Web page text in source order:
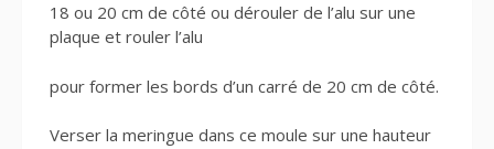
18 ou 20 cm de côté ou dérouler de l’alu sur une
plaque et rouler l’alu
pour former les bords d’un carré de 20 cm de côté.
Verser la meringue dans ce moule sur une hauteur